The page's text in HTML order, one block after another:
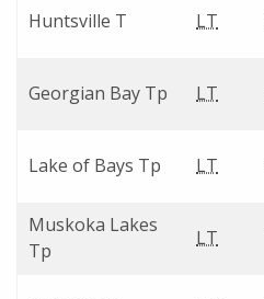
Huntsville T LT
Georgian Bay Tp LT
Lake of Bays Tp LT
Muskoka Lakes
Tp
LT